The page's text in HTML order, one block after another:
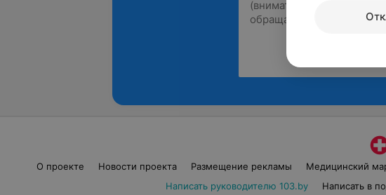
О проекте Новости проекта Размещение рекламы Медицинский
Написать руководителю 103.by
Написать в